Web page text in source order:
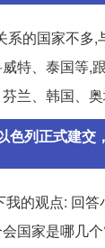
系的国家不多,
特、泰国等,
兰、韩国、奥
色列正式建交
的观点: 回
国家是哪几